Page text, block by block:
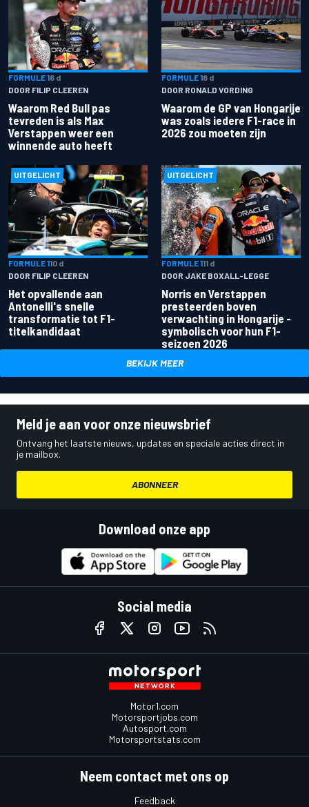
FORMULE 16 d
DOOR FILIP CLEEREN
Waarom Red Bull pas
tevreden is als Max
Verstappen weer een
winnende auto heeft
FORMULE 18 d
DOOR RONALD VORDING
Waarom de GP van Hongarije
was zoals iedere F1-race in
2026 zou moeten zijn
UITGELICHT
FORMULE 110 d
DOOR FILIP CLEEREN
Het opvallende aan
Antonelli's snelle
transformatie tot F1-
titelkandidaat
UITGELICHT
FORMULE 111 d
DOOR JAKE BOXALL-LEGGE
Norris en Verstappen
presteerden boven
verwachting in Hongarije -
symbolisch voor hun F1-
seizoen 2026
BEKIJK MEER
Meld je aan voor onze nieuwsbrief
Ontvang het laatste nieuws, updates en speciale acties direct in
je mailbox.
ABONNEER
Download onze app
Social media
Motor1.com
Motorsportjobs.com
Autosport.com
Motorsportstats.com
Neem contact met ons op
Feedback